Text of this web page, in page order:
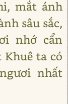
mắt ánh
sâu sắc,
nhớ cẩn
ta có
nhất